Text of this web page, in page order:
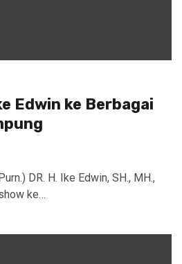
Edwin ke Berbagai
DR. H. Ike Edwin, SH., MH.,
ke…